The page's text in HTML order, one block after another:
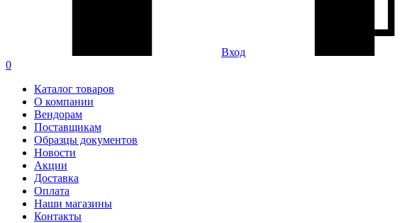
Вход
0
Каталог товаров
О компании
Вендорам
Поставщикам
Образцы документов
Новости
Акции
Доставка
Оплата
Наши магазины
Контакты